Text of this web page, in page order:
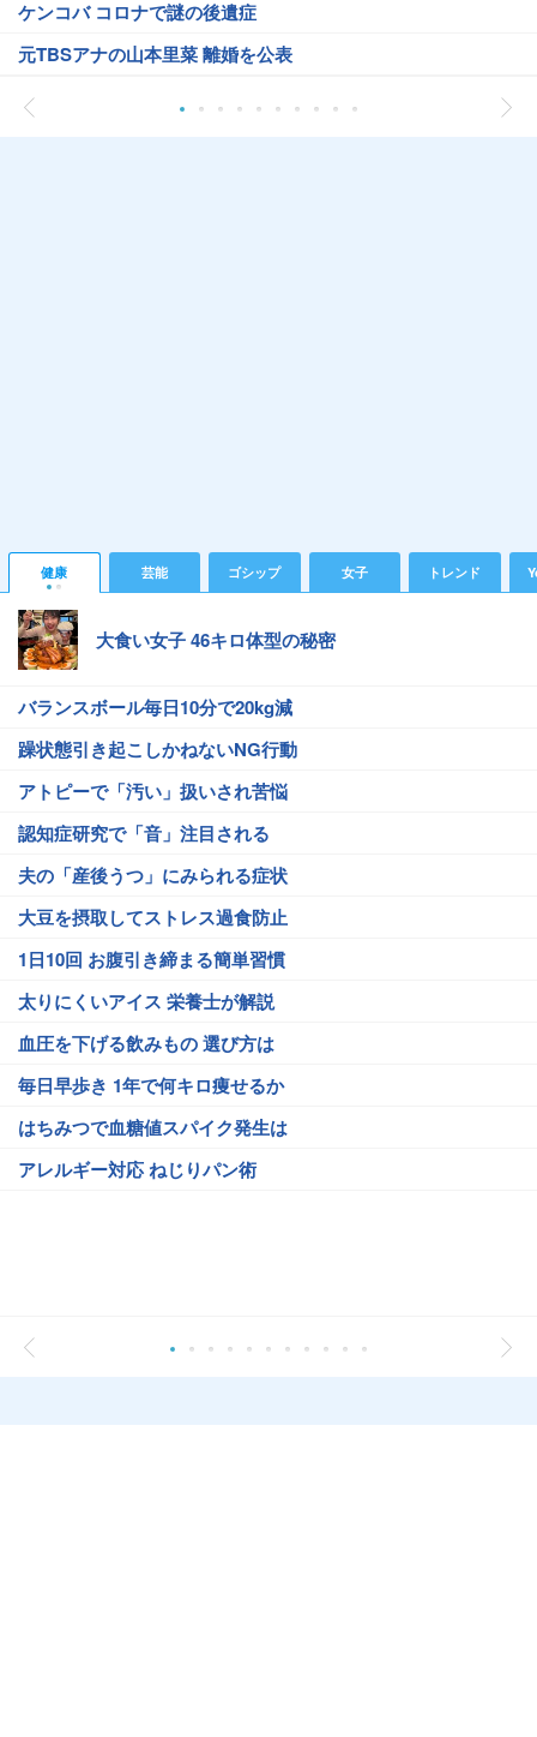
ケンコバ コロナで謎の後遺症
元TBSアナの山本里菜 離婚を公表
健康 芸能 ゴシップ 女子 トレンド
大食い女子 46キロ体型の秘密
バランスボール毎日10分で20kg減
躁状態引き起こしかねないNG行動
アトピーで「汚い」扱いされ苦悩
認知症研究で「音」注目される
夫の「産後うつ」にみられる症状
大豆を摂取してストレス過食防止
1日10回 お腹引き締まる簡単習慣
太りにくいアイス 栄養士が解説
血圧を下げる飲みもの 選び方は
毎日早歩き 1年で何キロ痩せるか
はちみつで血糖値スパイク発生は
アレルギー対応 ねじりパン術